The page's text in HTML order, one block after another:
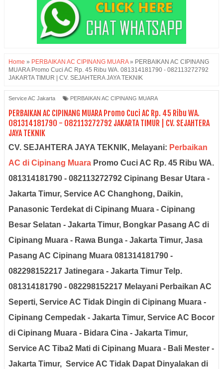
Home » PERBAIKAN AC CIPINANG MUARA» PERBAIKAN AC CIPINANG
MUARA Promo Cuci AC Rp. 45 Ribu WA. 081314181790 - 082113272792
JAKARTA TIMUR | CV. SEJAHTERA JAYA TEKNIK
Service AC Jakarta PERBAIKAN AC CIPINANG MUARA
PERBAIKAN AC CIPINANG MUARA Promo Cuci AC Rp. 45 Ribu WA.
081314181790 - 082113272792 JAKARTA TIMUR | CV. SEJAHTERA
JAYA TEKNIK
CV. SEJAHTERA JAYA TEKNIK, Melayani: Perbaikan
AC di Cipinang Muara Promo Cuci AC Rp. 45 Ribu WA.
081314181790 - 082113272792 Cipinang Besar Utara -
Jakarta Timur, Service AC Changhong, Daikin,
Panasonic Terdekat di Cipinang Muara - Cipinang
Besar Selatan - Jakarta Timur, Bongkar Pasang AC di
Cipinang Muara - Rawa Bunga - Jakarta Timur, Jasa
Pasang AC Cipinang Muara 081314181790 -
082298152217 Jatinegara - Jakarta Timur Telp.
081314181790 - 082298152217 Melayani Perbaikan AC
Seperti, Service AC Tidak Dingin di Cipinang Muara -
Cipinang Cempedak - Jakarta Timur, Service AC Bocor
di Cipinang Muara - Bidara Cina - Jakarta Timur,
Service AC Tiba2 Mati di Cipinang Muara - Bali Mester -
Jakarta Timur, Service AC Tidak Dapat Dinyalakan di